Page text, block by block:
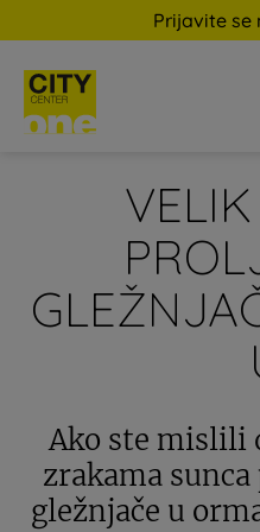
Prijavite se
Ako ste mislili
zrakama
gležnjače u